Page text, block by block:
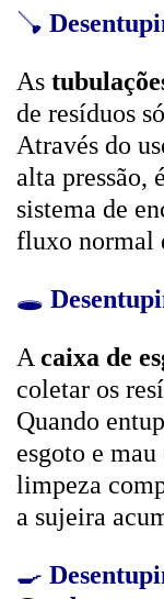
🪠
As
de resíduos
Através do
alta pressão,
sistema de
fluxo normal
🕳️
A caixa de
coletar os
Quando
esgoto e
limpeza
a sujeira
🍳